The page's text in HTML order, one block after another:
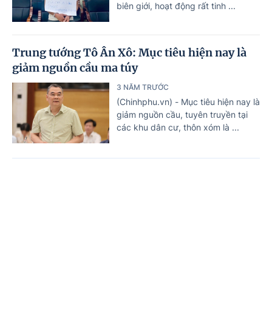
biên giới, hoạt động rất tinh ...
Trung tướng Tô Ân Xô: Mục tiêu hiện nay là
giảm nguồn cầu ma túy
3 NĂM TRƯỚC
(Chinhphu.vn) - Mục tiêu hiện nay là
giảm nguồn cầu, tuyên truyền tại
các khu dân cư, thôn xóm là ...